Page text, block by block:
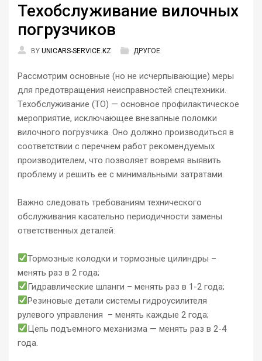
Техобслуживание вилочных
погрузчиков
BY UNICARS-SERVICE.KZ ДРУГОЕ
Рассмотрим основные (но не исчерпывающие) меры
для предотвращения неисправностей спецтехники.
Техобслуживание (ТО) — основное профилактическое
мероприятие, исключающее внезапные поломки
вилочного погрузчика. Оно должно производиться в
соответствии с перечнем работ рекомендуемых
производителем, что позволяет вовремя выявить
проблему и решить ее с минимальными затратами.
Важно следовать требованиям технического
обслуживания касательно периодичности замены
ответственных деталей:
Тормозные колодки и тормозные цилиндры –
менять раз в 2 года;
Гидравлические шланги – менять раз в 1-2 года;
Резиновые детали системы гидроусилителя
рулевого управления – менять каждые 2 года;
Цепь подъемного механизма — менять раз в 2-4
года.